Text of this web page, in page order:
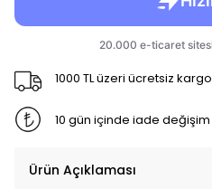
1000 TL üzeri ücretsiz kargo
10 gün içinde iade değişim
Ürün Açıklaması